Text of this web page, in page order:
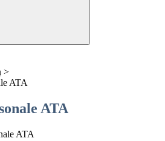
>
ATA
ATA
ATA